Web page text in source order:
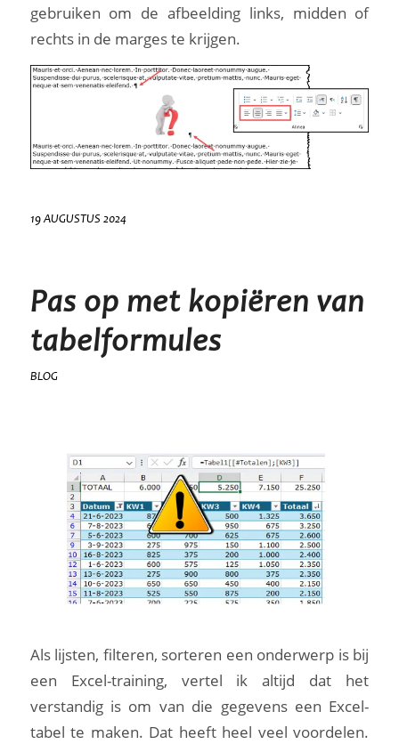
gebruiken om de afbeelding links, midden of
rechts in de marges te krijgen.
19 AUGUSTUS 2024
Pas op met kopiëren van
tabelformules
BLOG
Als lijsten, filteren, sorteren een onderwerp is bij
een Excel-training, vertel ik altijd dat het
verstandig is om van die gegevens een Excel-
tabel te maken. Dat heeft heel veel voordelen.